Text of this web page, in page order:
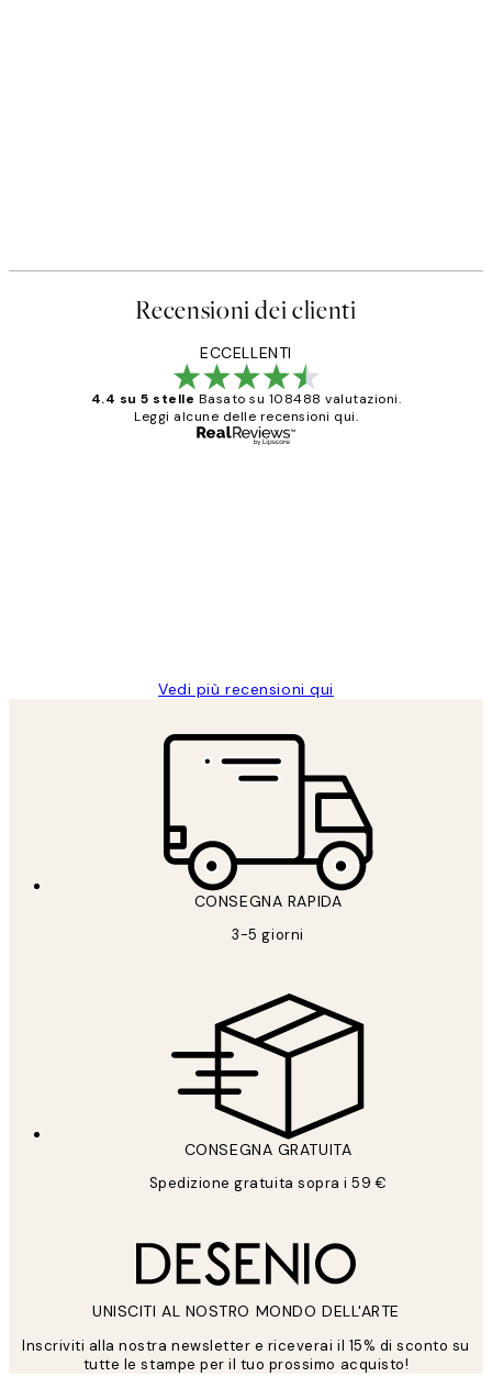
Recensioni dei clienti
ECCELLENTI
4.4 su 5 stelle Basato su 108488 valutazioni.
Leggi alcune delle recensioni qui.
Vedi più recensioni qui
CONSEGNA RAPIDA
3-5 giorni
CONSEGNA GRATUITA
Spedizione gratuita sopra i 59 €
UNISCITI AL NOSTRO MONDO DELL'ARTE
Inscriviti alla nostra newsletter e riceverai il 15% di sconto su
tutte le stampe per il tuo prossimo acquisto!